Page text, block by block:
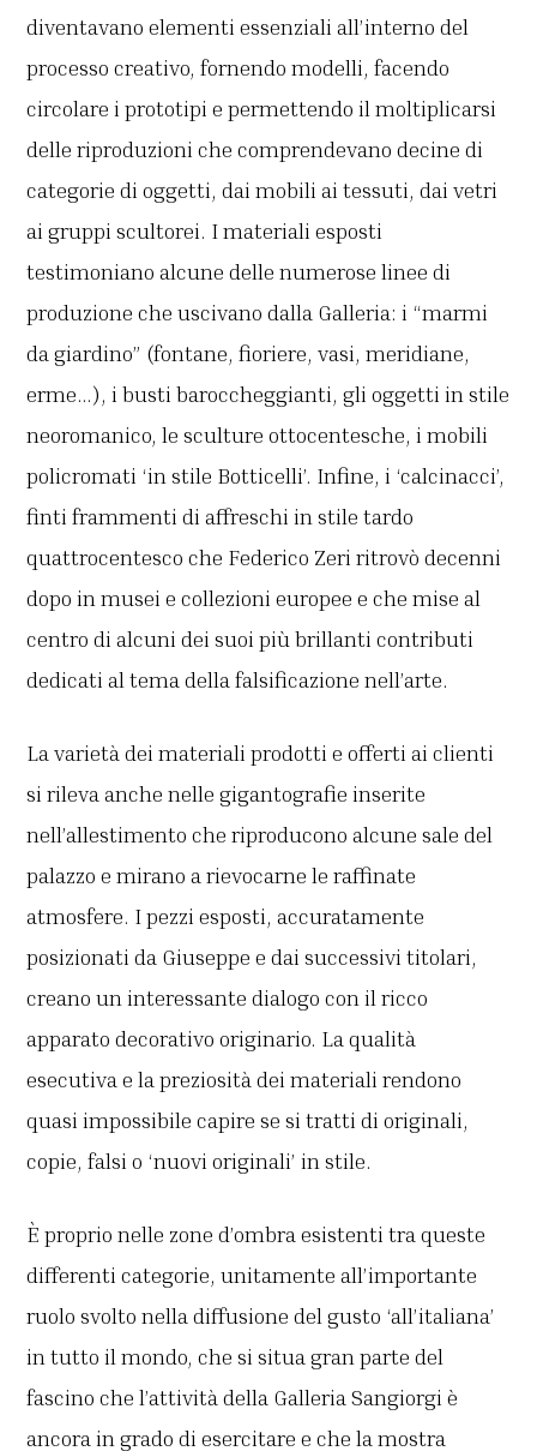
diventavano elementi essenziali all’interno del
processo creativo, fornendo modelli, facendo
circolare i prototipi e permettendo il moltiplicarsi
delle riproduzioni che comprendevano decine di
categorie di oggetti, dai mobili ai tessuti, dai vetri
ai gruppi scultorei. I materiali esposti
testimoniano alcune delle numerose linee di
produzione che uscivano dalla Galleria: i “marmi
da giardino” (fontane, fioriere, vasi, meridiane,
erme…), i busti baroccheggianti, gli oggetti in stile
neoromanico, le sculture ottocentesche, i mobili
policromati ‘in stile Botticelli’. Infine, i ‘calcinacci’,
finti frammenti di affreschi in stile tardo
quattrocentesco che Federico Zeri ritrovò decenni
dopo in musei e collezioni europee e che mise al
centro di alcuni dei suoi più brillanti contributi
dedicati al tema della falsificazione nell’arte.
La varietà dei materiali prodotti e offerti ai clienti
si rileva anche nelle gigantografie inserite
nell’allestimento che riproducono alcune sale del
palazzo e mirano a rievocarne le raffinate
atmosfere. I pezzi esposti, accuratamente
posizionati da Giuseppe e dai successivi titolari,
creano un interessante dialogo con il ricco
apparato decorativo originario. La qualità
esecutiva e la preziosità dei materiali rendono
quasi impossibile capire se si tratti di originali,
copie, falsi o ‘nuovi originali’ in stile.
È proprio nelle zone d’ombra esistenti tra queste
differenti categorie, unitamente all’importante
ruolo svolto nella diffusione del gusto ‘all’italiana’
in tutto il mondo, che si situa gran parte del
fascino che l’attività della Galleria Sangiorgi è
ancora in grado di esercitare e che la mostra